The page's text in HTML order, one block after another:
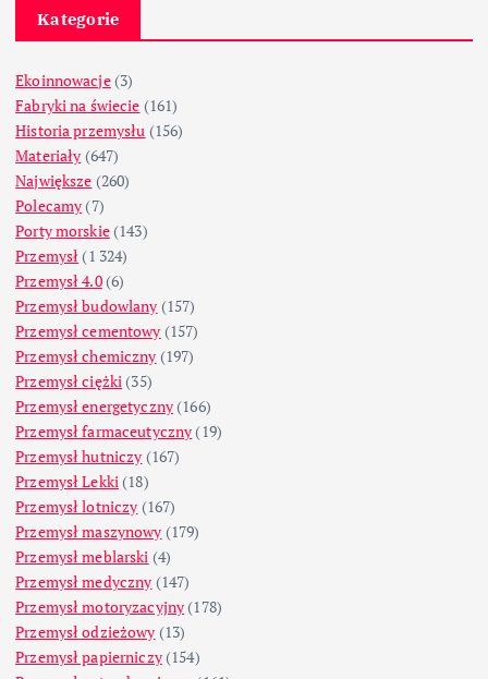
Kategorie
Ekoinnowacje(3)
Fabryki na świecie (161)
Historia przemysłu (156)
Materiały (647)
Największe (260)
Polecamy (7)
Porty morskie(143)
Przemysł (1 324)
Przemysł 4.0(6)
Przemysł budowlany (157)
Przemysł cementowy (157)
Przemysł chemiczny (197)
Przemysł ciężki (35)
Przemysł energetyczny (166)
Przemysł farmaceutyczny (19)
Przemysł hutniczy (167)
Przemysł Lekki (18)
Przemysł lotniczy (167)
Przemysł maszynowy (179)
Przemysł meblarski (4)
Przemysł medyczny (147)
Przemysł motoryzacyjny (178)
Przemysł odzieżowy (13)
Przemysł papierniczy(154)